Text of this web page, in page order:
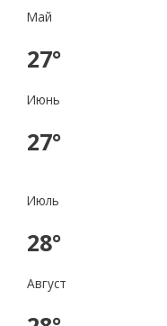
Май
27°
Июнь
27°
Июль
28°
Август